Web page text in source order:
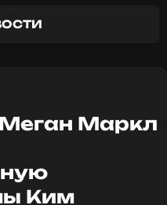
Маркл
Ким